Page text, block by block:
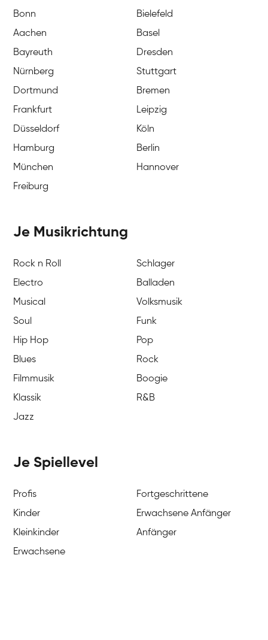
Bonn
Bielefeld
Aachen
Basel
Bayreuth
Dresden
Nürnberg
Stuttgart
Dortmund
Bremen
Frankfurt
Leipzig
Düsseldorf
Köln
Hamburg
Berlin
München
Hannover
Freiburg
Je Musikrichtung
Rock n Roll
Schlager
Electro
Balladen
Musical
Volksmusik
Soul
Funk
Hip Hop
Pop
Blues
Rock
Filmmusik
Boogie
Klassik
R&B
Jazz
Je Spiellevel
Profis
Fortgeschrittene
Kinder
Erwachsene Anfänger
Kleinkinder
Anfänger
Erwachsene